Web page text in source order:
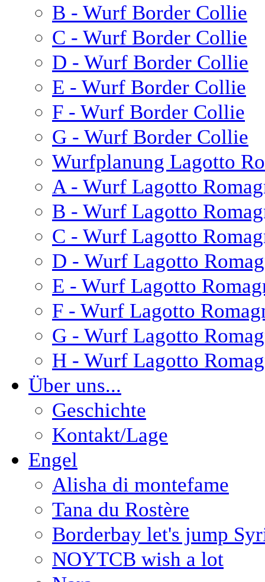
B - Wurf Border Collie
C - Wurf Border Collie
D - Wurf Border Collie
E - Wurf Border Collie
F - Wurf Border Collie
G - Wurf Border Collie
Wurfplanung Lagotto
A - Wurf Lagotto
B - Wurf Lagotto
C - Wurf Lagotto
D - Wurf Lagotto
E - Wurf Lagotto
F - Wurf Lagotto
G - Wurf Lagotto
H - Wurf Lagotto
Über uns...
Geschichte
Kontakt/Lage
Engel
Alisha di montefame
Tana du Rostère
Borderbay let's jump
NOYTCB wish a lot